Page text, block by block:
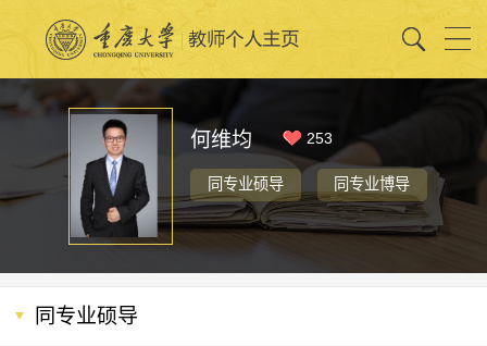
何维均 253
同专业硕导 同专业博导
同专业硕导